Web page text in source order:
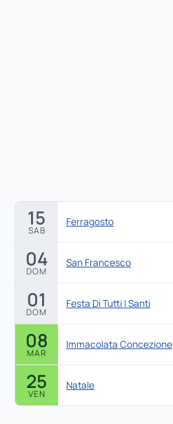
15
SAB
Ferragosto
04
DOM
San Francesco
01
DOM
Festa Di Tutti I Santi
08
MAR
Immacolata Concezione
25
VEN
Natale